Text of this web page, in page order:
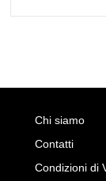
Chi siamo
Contatti
Condizioni di